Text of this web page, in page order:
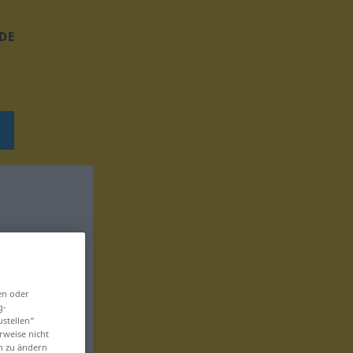
DE
oder
nicht
zu ändern